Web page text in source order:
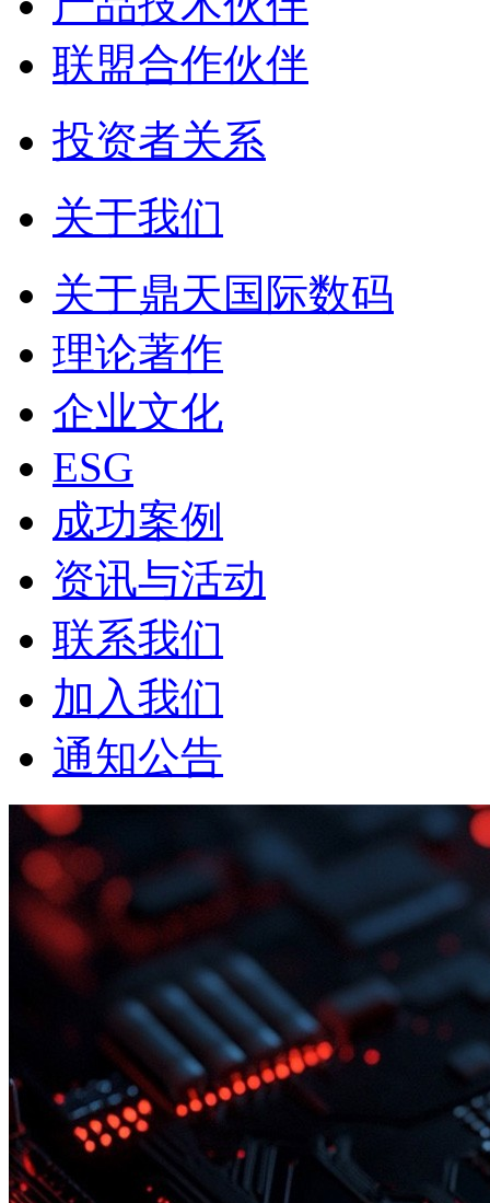
联盟合作伙伴
投资者关系
关于我们
关于鼎天国际数码
理论著作
企业文化
ESG
成功案例
资讯与活动
联系我们
加入我们
通知公告